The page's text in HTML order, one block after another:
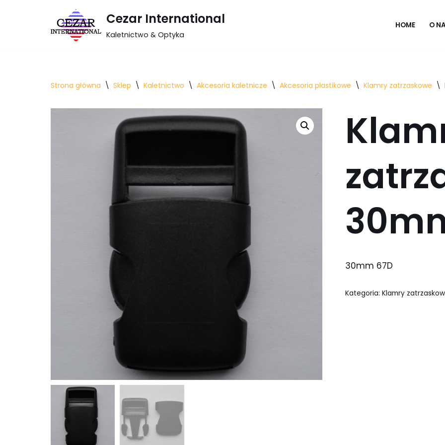
Cezar International
Kaletnictwo & Optyka
HOME O
Strona główna \ Sklep \ Kaletnictwo \ Akcesoria kaletnicze \ Akcesoria plastikowe \ Klamry zatrzaskowe \
30mm 67D
Kategoria: Klamry